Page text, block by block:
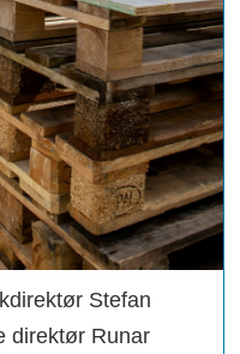
Stefan
direktør Runar